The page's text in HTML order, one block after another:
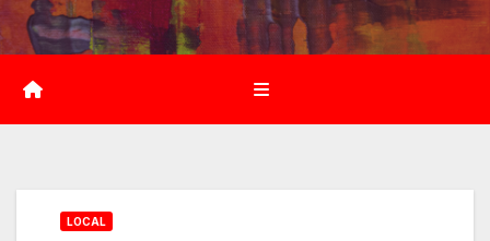
Saltar
al
contenido
LOCAL